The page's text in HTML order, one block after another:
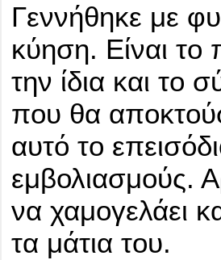
Γεννήθηκε με
κύηση. Είναι
την ίδια και το
που θα
αυτό το
εμβολιασμούς.
να χαμογελάει
τα μάτια του.